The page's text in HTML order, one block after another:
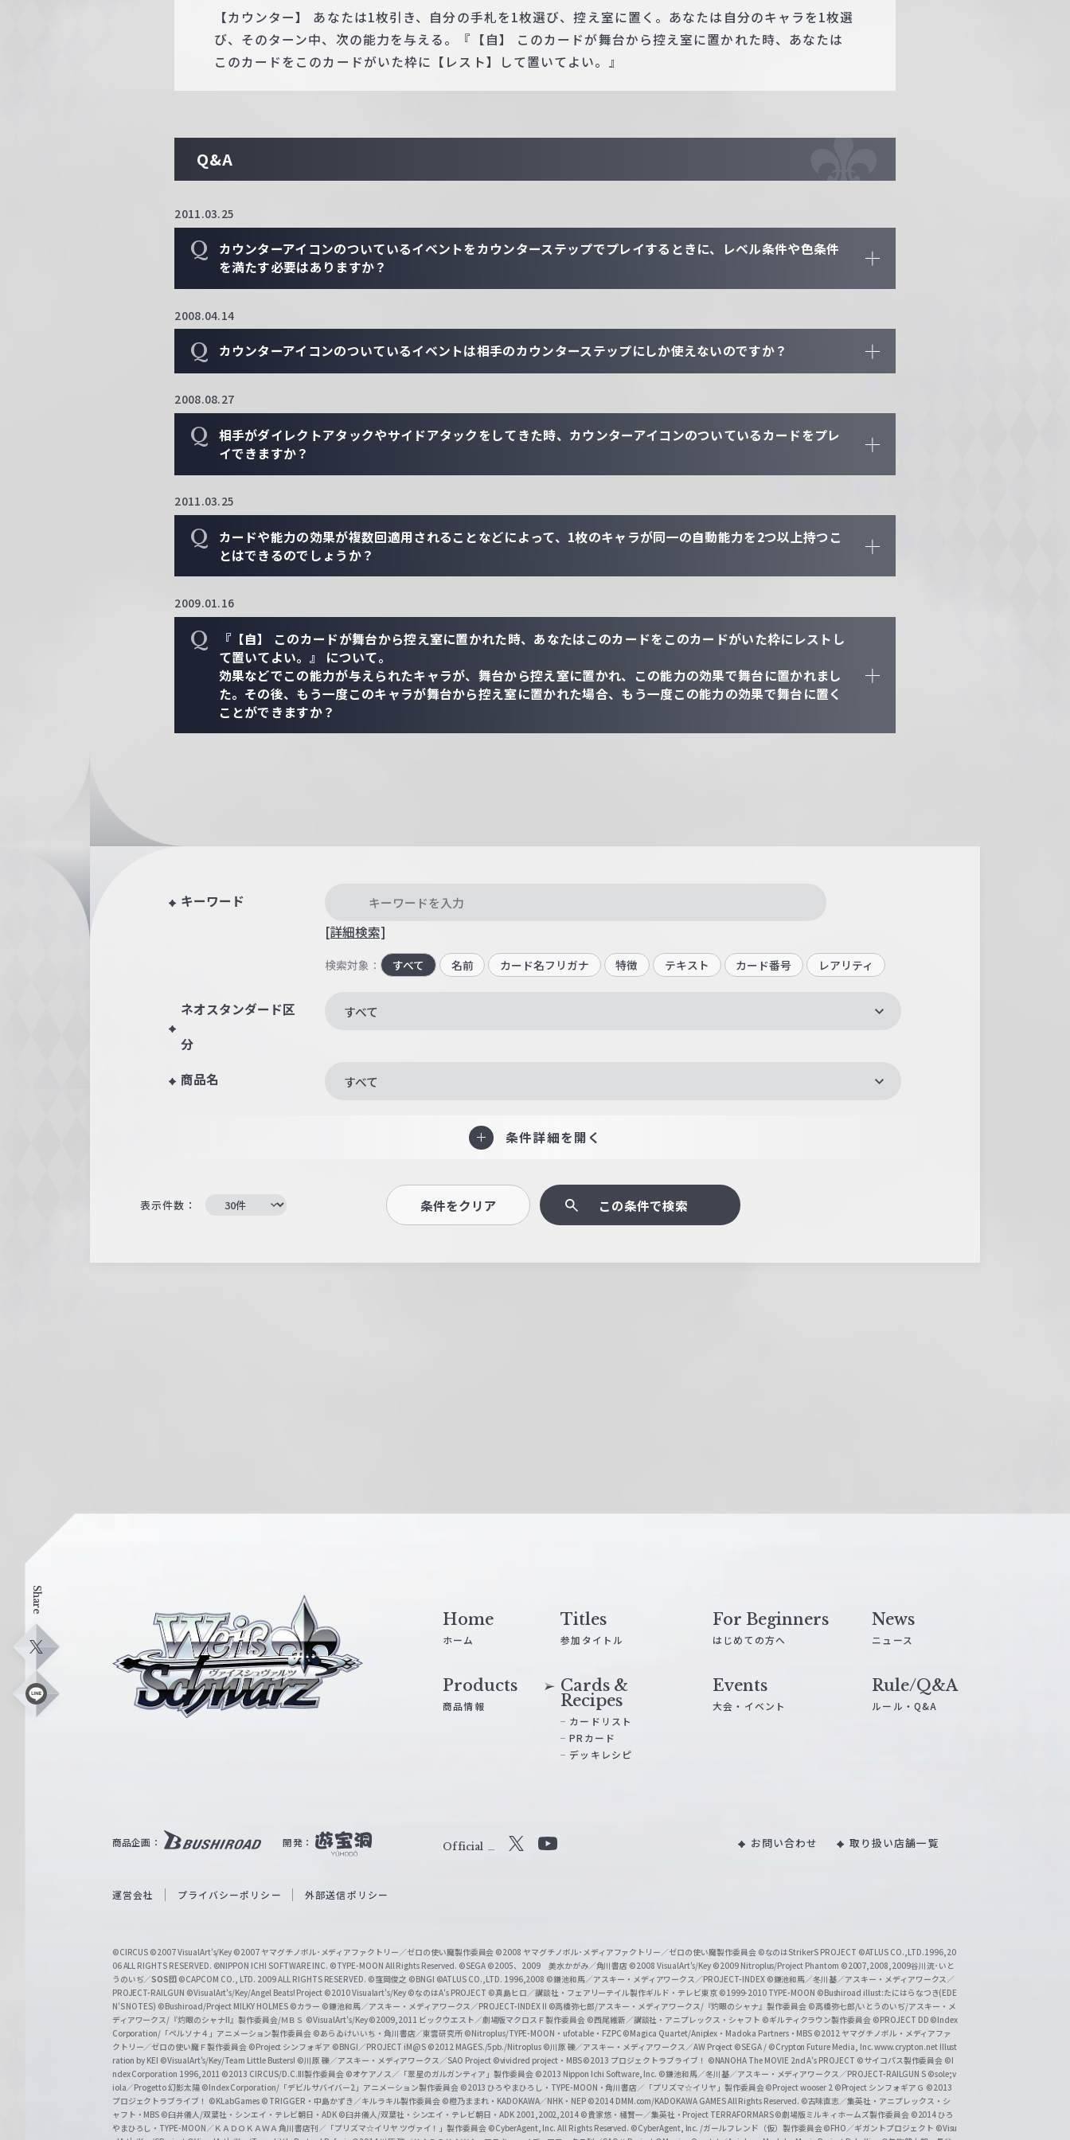
【カウンター】 あなたは1枚引き、自分の手札を1枚選び、控え室に置く。あなたは自分のキャラを1枚選
び、そのターン中、次の能力を与える。『【自】 このカードが舞台から控え室に置かれた時、あなたは
このカードをこのカードがいた枠に【レスト】して置いてよい。』
Q&A
2011.03.25
Q
カウンターアイコンのついているイベントをカウンターステップでプレイするときに、レベル条件や色条件
を満たす必要はありますか？
2008.04.14
Q カウンターアイコンのついているイベントは相手のカウンターステップにしか使えないのですか？
2008.08.27
Q
相手がダイレクトアタックやサイドアタックをしてきた時、カウンターアイコンのついているカードをプレ
イできますか？
2011.03.25
Q
カードや能力の効果が複数回適用されることなどによって、1枚のキャラが同一の自動能力を2つ以上持つこ
とはできるのでしょうか？
2009.01.16
Q
『【自】 このカードが舞台から控え室に置かれた時、あなたはこのカードをこのカードがいた枠にレストし
て置いてよい。』 について。
効果などでこの能力が与えられたキャラが、舞台から控え室に置かれ、この能力の効果で舞台に置かれまし
た。その後、もう一度このキャラが舞台から控え室に置かれた場合、もう一度この能力の効果で舞台に置く
ことができますか？
キーワード
[詳細検索]
検索対象： すべて 名前 カード名フリガナ 特徴 テキスト カード番号 レアリティ
ネオスタンダード区
分
すべて
商品名 すべて
条件詳細を開く
表示件数： 条件をクリア この条件で検索
Share
X
L
ス
W
i
c
h
w
a
r
z
Home
ホーム
Titles
参加タイトル
For Beginners
はじめての方へ
News
ニュース
Products
商品情報
Cards &
Recipes
カードリスト
PRカード
デッキレシピ
Events
大会・イベント
Rule/Q&A
ルール・Q&A
商品企画： 開発： Official
b
e
O
f
f
i
c
i
お問い合わせ 取り扱い店舗一覧
運営会社 プライバシーポリシー 外部送信ポリシー
©CIRCUS ©2007 VisualArt's/Key ©2007 ヤマグチノボル･メディアファクトリー／ゼロの使い魔製作委員会 ©2008 ヤマグチノボル･メディアファクトリー／ゼロの使い魔製作委員会 ©なのはStrikerS PROJECT ©ATLUS CO.,LTD.1996,20
06 ALL RIGHTS RESERVED. ©NIPPON ICHI SOFTWARE INC. ©TYPE-MOON All Rights Reserved. ©SEGA ©2005、2009 美水かがみ／角川書店 ©2008 VisualArt's/Key ©2009 Nitroplus/Project Phantom ©2007,2008,2009谷川流･いと
うのいぢ／SOS団 ©CAPCOM CO., LTD. 2009 ALL RIGHTS RESERVED. ©窪岡俊之 ©BNGI ©ATLUS CO.,LTD. 1996,2008 ©鎌池和馬／アスキー・メディアワークス／PROJECT-INDEX ©鎌池和馬／冬川基／アスキー・メディアワークス／
PROJECT-RAILGUN ©VisualArt's/Key/Angel Beats! Project ©2010 Visualart's/Key ©なのはA's PROJECT ©真島ヒロ／講談社・フェアリーテイル製作ギルド・テレビ東京 ©1999-2010 TYPE-MOON ©Bushiroad illust:たにはらなつき(EDE
N'S NOTES) ©Bushiroad/Project MILKY HOLMES ©カラー ©鎌池和馬／アスキー・メディアワークス／PROJECT-INDEX II ©高橋弥七郎/アスキー・メディアワークス/『灼眼のシャナ』製作委員会 ©高橋弥七郎/いとうのいぢ/アスキー・メ
ディアワークス/『灼眼のシャナII』製作委員会/ＭＢＳ ©VisualArt's/Key©2009,2011 ビックウエスト／劇場版マクロスＦ製作委員会 ©西尾維新／講談社・アニプレックス・シャフト ©ギルティクラウン製作委員会 ©PROJECT DD ©Index
Corporation/「ペルソナ４」アニメーション製作委員会 ©あらゐけいいち・角川書店／東雲研究所 ©Nitroplus/TYPE-MOON・ufotable・FZPC ©Magica Quartet/Aniplex・Madoka Partners・MBS ©2012 ヤマグチノボル・メディアファ
クトリー／ゼロの使い魔Ｆ製作委員会 ©Project シンフォギア ©BNGI／PROJECT iM@S ©2012 MAGES./5pb./Nitroplus ©川原 礫／アスキー・メディアワークス／AW Project ©SEGA / ©Crypton Future Media, Inc. www.crypton.net Illust
ration by KEI ©VisualArt's/Key/Team Little Busters! ©川原 礫／アスキー・メディアワークス／SAO Project ©vividred project・MBS ©2013 プロジェクトラブライブ！ ©NANOHA The MOVIE 2nd A's PROJECT ©サイコパス製作委員会 ©I
ndex Corporation 1996,2011 ©2013 CIRCUS/D.C.III製作委員会 ©オケアノス／「翠星のガルガンティア」製作委員会 ©2013 Nippon Ichi Software, Inc. ©鎌池和馬／冬川基／アスキー・メディアワークス／PROJECT-RAILGUN S ©sole;v
iola／Progetto 幻影太陽 ©Index Corporation/「デビルサバイバー2」アニメーション製作委員会 ©2013 ひろやまひろし・TYPE-MOON・角川書店／「プリズマ☆イリヤ」製作委員会©Project wooser 2 ©Project シンフォギアＧ ©2013
プロジェクトラブライブ！ ©KLabGames © TRIGGER・中島かずき／キルラキル製作委員会 ©橙乃ままれ・KADOKAWA／NHK・NEP ©2014 DMM.com/KADOKAWA GAMES All Rights Reserved. ©古味直志／集英社・アニプレックス・シ
ャフト・MBS ©臼井儀人/双葉社・シンエイ・テレビ朝日・ADK ©臼井儀人/双葉社・シンエイ・テレビ朝日・ADK 2001,2002,2014 ©貴家悠・橘賢一／集英社・Project TERRAFORMARS©劇場版ミルキィホームズ製作委員会 ©2014 ひろ
やまひろし・TYPE-MOON／ＫＡＤＯＫＡＷＡ 角川書店刊／「プリズマ☆イリヤ ツヴァイ！」製作委員会 ©CyberAgent, Inc. All Rights Reserved. ©CyberAgent, Inc. /ガールフレンド（仮）製作委員会©FHO／ギガントプロジェクト ©Visu